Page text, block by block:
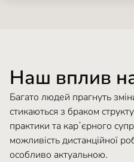
Наш вплив
Багато людей прагнуть
стикаються з браком
практики та карʼєрного
можливість дистанційної
особливо актуальною.